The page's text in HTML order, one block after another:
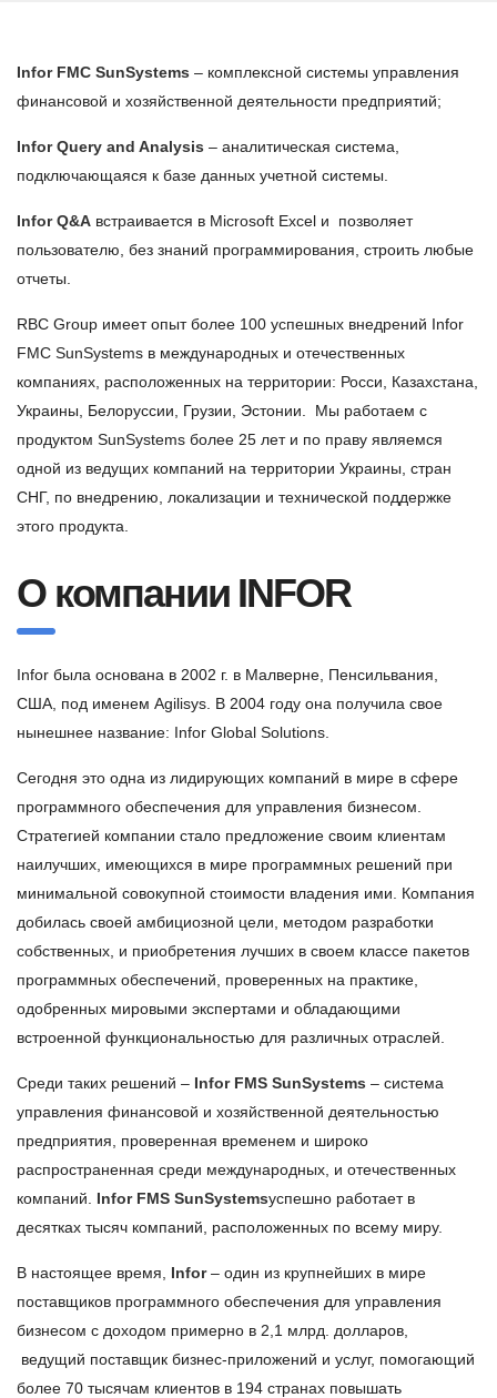
Infor FMC SunSystems – комплексной системы управления
финансовой и хозяйственной деятельности предприятий;
Infor Query and Analysis – аналитическая система,
подключающаяся к базе данных учетной системы.
Infor Q&A встраивается в Microsoft Excel и позволяет
пользователю, без знаний программирования, строить любые
отчеты.
RBC Group имеет опыт более 100 успешных внедрений Infor
FMC SunSystems в международных и отечественных
компаниях, расположенных на территории: Росси, Казахстана,
Украины, Белоруссии, Грузии, Эстонии. Мы работаем с
продуктом SunSystems более 25 лет и по праву являемся
одной из ведущих компаний на территории Украины, стран
СНГ, по внедрению, локализации и технической поддержке
этого продукта.
О компании INFOR
Infor была основана в 2002 г. в Малверне, Пенсильвания,
США, под именем Agilisys. В 2004 году она получила свое
нынешнее название: Infor Global Solutions.
Сегодня это одна из лидирующих компаний в мире в сфере
программного обеспечения для управления бизнесом.
Стратегией компании стало предложение своим клиентам
наилучших, имеющихся в мире программных решений при
минимальной совокупной стоимости владения ими. Компания
добилась своей амбициозной цели, методом разработки
собственных, и приобретения лучших в своем классе пакетов
программных обеспечений, проверенных на практике,
одобренных мировыми экспертами и обладающими
встроенной функциональностью для различных отраслей.
Среди таких решений – Infor FMS SunSystems – cистема
управления финансовой и хозяйственной деятельностью
предприятия, проверенная временем и широко
распространенная среди международных, и отечественных
компаний. Infor FMS SunSystemsуспешно работает в
десятках тысяч компаний, расположенных по всему миру.
В настоящее время, Infor– один из крупнейших в мире
поставщиков программного обеспечения для управления
бизнесом с доходом примерно в 2,1 млрд. долларов,
ведущий поставщик бизнес-приложений и услуг, помогающий
более 70 тысячам клиентов в 194 странах повышать